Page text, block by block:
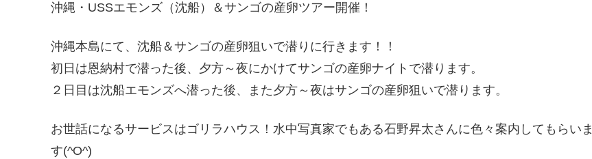
沖縄・USSエモンズ（沈船）＆サンゴの産卵ツアー開催！
沖縄本島にて、沈船＆サンゴの産卵狙いで潜りに行きます！！
初日は恩納村で潜った後、夕方～夜にかけてサンゴの産卵ナイトで潜ります。
２日目は沈船エモンズへ潜った後、また夕方～夜はサンゴの産卵狙いで潜ります。
お世話になるサービスはゴリラハウス！水中写真家でもある石野昇太さんに色々案内してもらいま
す(^O^)